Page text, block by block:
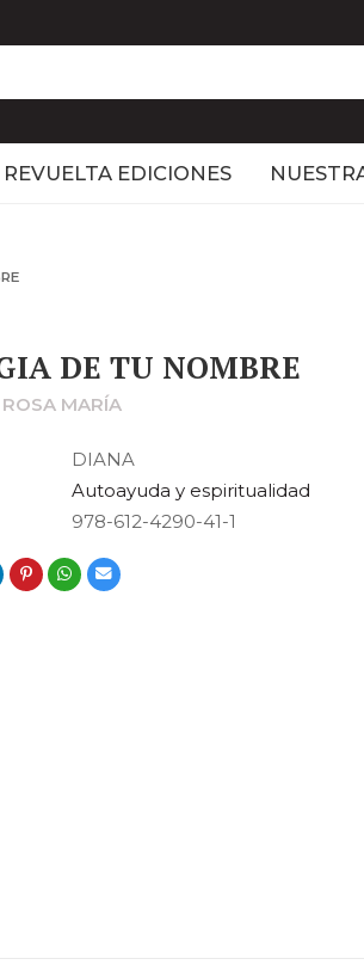
REVUELTA EDICIONES
DE TU NOMBRE
ROSA MARÍA
DIANA
Autoayuda y espiritualidad
978-612-4290-41-1